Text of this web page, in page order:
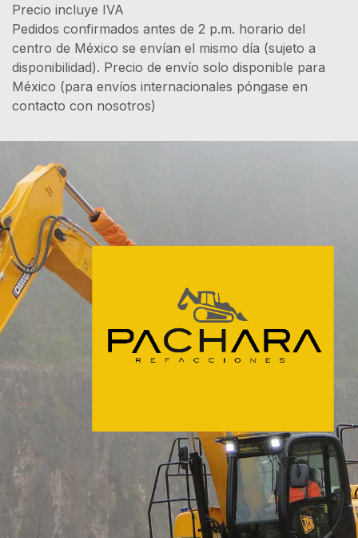
Precio incluye IVA
Pedidos confirmados antes de 2 p.m. horario del
centro de México se envían el mismo día (sujeto a
disponibilidad). Precio de envío solo disponible para
México (para envíos internacionales póngase en
contacto con nosotros)